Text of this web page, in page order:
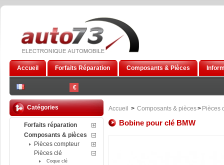
€
Accueil Forfaits Réparation Composants & Pièces
Catégories
Forfaits réparation
Composants & pièces
Pièces compteur
Pièces clé
Coque clé
Accueil > Composants & pièces> Pièces
Bobine pour clé BMW